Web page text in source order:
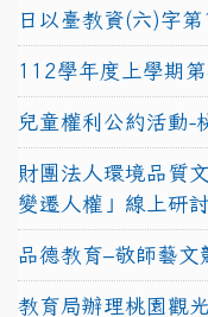
日以臺教資(六)字
112學年度上學期
兒童權利公約活動-
財團法人環境品質
變遷人權」線上研
品德教育–敬師藝文
教育局辦理桃園觀